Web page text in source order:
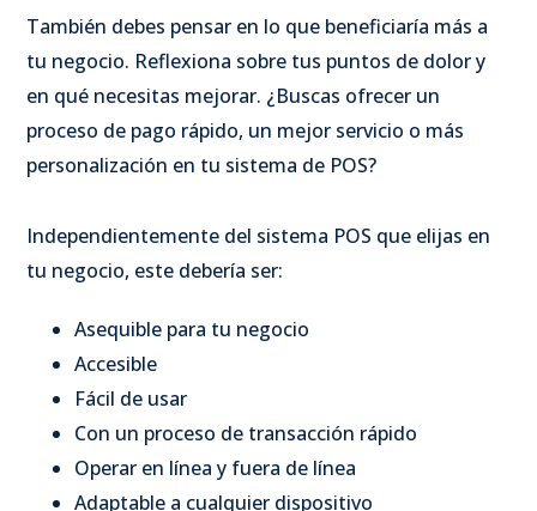
También debes pensar en lo que beneficiaría más a
tu negocio. Reflexiona sobre tus puntos de dolor y
en qué necesitas mejorar. ¿Buscas ofrecer un
proceso de pago rápido, un mejor servicio o más
personalización en tu sistema de POS?
Independientemente del sistema POS que elijas en
tu negocio, este debería ser:
Asequible para tu negocio
Accesible
Fácil de usar
Con un proceso de transacción rápido
Operar en línea y fuera de línea
Adaptable a cualquier dispositivo